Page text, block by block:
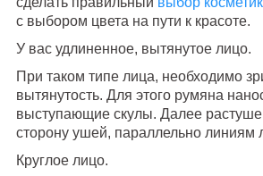
с выбором цвета на пути к красоте.
У вас удлиненное, вытянутое лицо.
При таком типе лица, необходимо
вытянутость. Для этого румяна
выступающие скулы. Далее
сторону ушей, параллельно линиям
Круглое лицо.